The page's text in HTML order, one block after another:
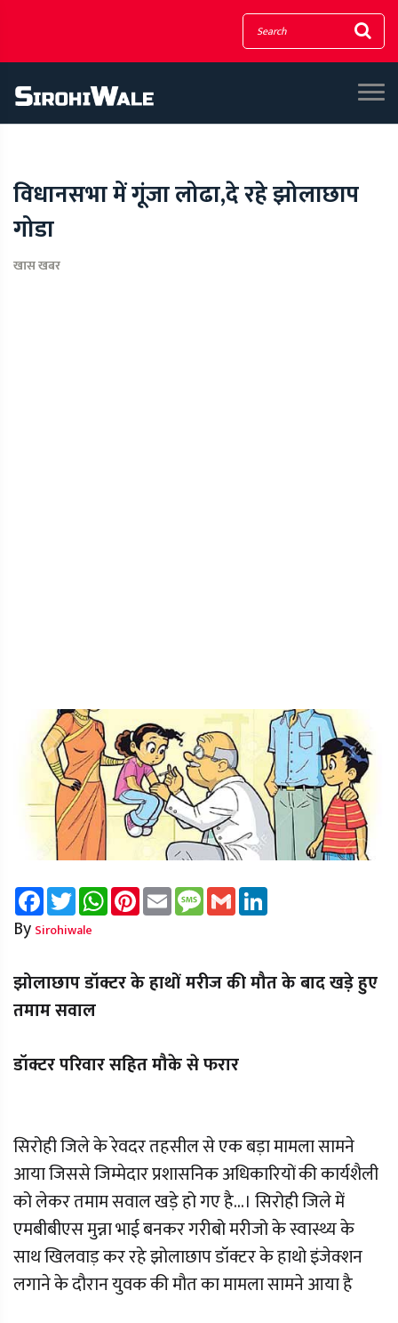
विधानसभा में गूंजा लोढा,दे रहे झोलाछाप
गोडा
खास खबर
FacebookTwitterWhatsAppPinterest
Email Message
Gmail
By Sirohiwale
झोलाछाप डॉक्टर के हाथों मरीज की मौत के बाद खड़े हुए
तमाम सवाल
डॉक्टर परिवार सहित मौके से फरार
सिरोही जिले के रेवदर तहसील से एक बड़ा मामला सामने
आया जिससे जिम्मेदार प्रशासनिक अधिकारियों की कार्यशैली
को लेकर तमाम सवाल खड़े हो गए है...। सिरोही जिले में
एमबीबीएस मुन्ना भाई बनकर गरीबो मरीजो के स्वास्थ्य के
साथ खिलवाड़ कर रहे झोलाछाप डॉक्टर के हाथो इंजेक्शन
लगाने के दौरान युवक की मौत का मामला सामने आया है